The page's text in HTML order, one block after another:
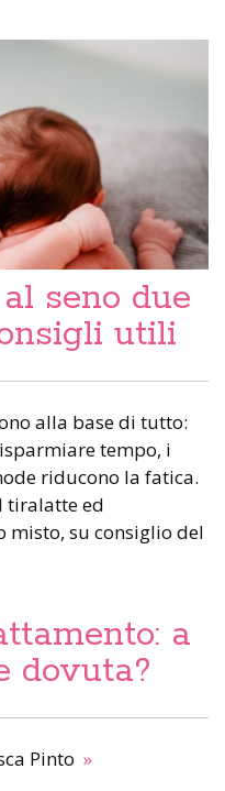
seno due
utili
alla base di tutto:
tempo, i
riducono la fatica.
tiralatte ed
su consiglio del
a
dovuta?
Pinto »